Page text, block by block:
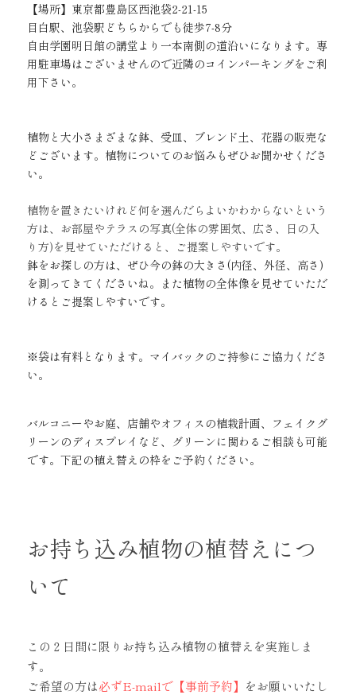
【場所】東京都豊島区西池袋2-21-15
目白駅、池袋駅どちらからでも徒歩7-8分
自由学園明日館の講堂より一本南側の道沿いになります。専
用駐車場はございませんので近隣のコインパーキングをご利
用下さい。
植物と大小さまざまな鉢、受皿、ブレンド土、花器の販売な
どございます。植物についてのお悩みもぜひお聞かせくださ
い。
植物を置きたいけれど何を選んだらよいかわからないという
方は、お部屋やテラスの写真(全体の雰囲気、広さ、日の入
り方)を見せていただけると、ご提案しやすいです。
鉢をお探しの方は、ぜひ今の鉢の大きさ(内径、外径、高さ)
を測ってきてくださいね。また植物の全体像を見せていただ
けるとご提案しやすいです。
※袋は有料となります。マイバックのご持参にご協力くださ
い。
バルコニーやお庭、店舗やオフィスの植栽計画、フェイクグ
リーンのディスプレイなど、グリーンに関わるご相談も可能
です。下記の植え替えの枠をご予約ください。
お持ち込み植物の植替えにつ
いて
この２日間に限りお持ち込み植物の植替えを実施しま
す。
ご希望の方は必ずE-mailで【事前予約】 をお願いいたし